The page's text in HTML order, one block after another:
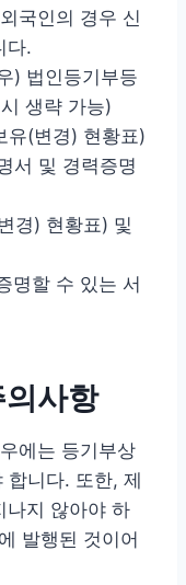
국인의 경우 신
다.
) 법인등기부등
생략 가능)
유(변경) 현황표)
서 및 경력증명
경) 현황표) 및
명할 수 있는 서
사항
에는 등기부상
합니다. 또한, 제
나지 않아야 하
발행된 것이어